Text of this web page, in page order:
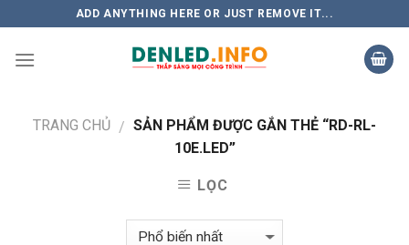
to
content
ADD ANYTHING HERE OR JUST REMOVE IT...
TRANG CHỦ / SẢN PHẨM ĐƯỢC GẮN THẺ “RD-RL-
10E.LED”
LỌC